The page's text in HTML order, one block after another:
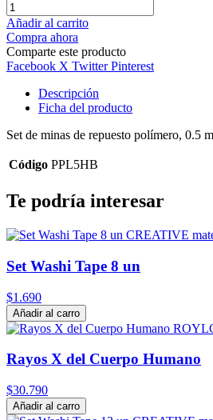
Añadir al carrito
Compra ahora
Comparte este producto
Facebook X Twitter Pinterest
Descripción
Ficha del producto
Set de minas de repuesto polímero, 0.5
Código PPL5HB
Te podría interesar
Set Washi Tape 8 un
$1.690
Añadir al carro
Rayos X del Cuerpo Humano
$30.790
Añadir al carro